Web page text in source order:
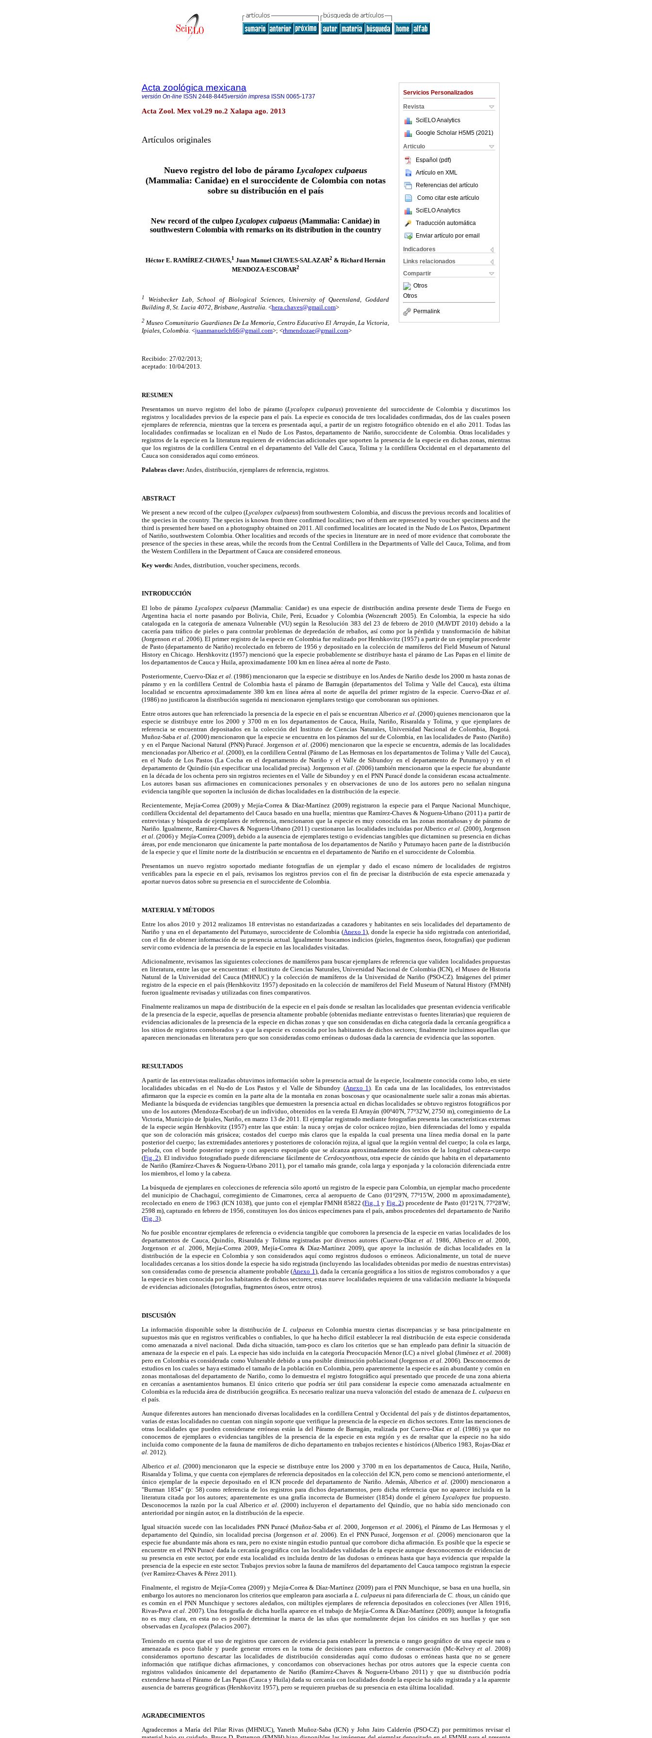
Servicios Personalizados
Revista
SciELO Analytics
Google Scholar H5M5 (2021 )
Articulo
Español (pdf)
Artículo en XML
Referencias del artículo
Como citar este artículo
SciELO Analytics
Traducción automática
Enviar artículo por email
Indicadores
Links relacionados
Compartir
Otros
Otros
Permalink
Acta zoológica mexicana
versión On-line ISSN 2448-8445versión impresa ISSN 0065-1737
Acta Zool. Mex vol.29 no.2 Xalapa ago. 2013
Artículos originales
Nuevo registro del lobo de páramo Lycalopex culpaeus
(Mammalia: Canidae) en el suroccidente de Colombia con notas
sobre su distribución en el país
New record of the culpeo Lycalopex culpaeus (Mammalia: Canidae) in
southwestern Colombia with remarks on its distribution in the country
Héctor E. RAMÍREZ-CHAVES,1 Juan Manuel CHAVES-SALAZAR2 & Richard Hernán
MENDOZA-ESCOBAR2
1
Weisbecker Lab, School of Biological Sciences, University of Queensland, Goddard
Building 8, St. Lucia 4072, Brisbane, Australia. <hera.chaves@gmail.com>
2 Museo Comunitario Guardianes De La Memoria, Centro Educativo El Arrayán, La Victoria,
Ipiales, Colombia. <juanmanuelch66@gmail.com>; <rhmendozae@gmail.com>
Recibido: 27/02/2013;
aceptado: 10/04/2013.
RESUMEN
Presentamos un nuevo registro del lobo de páramo (Lycalopex culpaeus) proveniente del suroccidente de Colombia y discutimos los
registros y localidades previos de la especie para el país. La especie es conocida de tres localidades confirmadas, dos de las cuales poseen
ejemplares de referencia, mientras que la tercera es presentada aquí, a partir de un registro fotográfico obtenido en el año 2011. Todas las
localidades confirmadas se localizan en el Nudo de Los Pastos, departamento de Nariño, suroccidente de Colombia. Otras localidades y
registros de la especie en la literatura requieren de evidencias adicionales que soporten la presencia de la especie en dichas zonas, mientras
que los registros de la cordillera Central en el departamento del Valle del Cauca, Tolima y la cordillera Occidental en el departamento del
Cauca son considerados aquí como erróneos.
Palabras clave: Andes, distribución, ejemplares de referencia, registros.
ABSTRACT
We present a new record of the culpeo (Lycalopex culpaeus) from southwestern Colombia, and discuss the previous records and localities of
the species in the country. The species is known from three confirmed localities; two of them are represented by voucher specimens and the
third is presented here based on a photography obtained on 2011. All confirmed localities are located in the Nudo de Los Pastos, Department
of Nariño, southwestern Colombia. Other localities and records of the species in literature are in need of more evidence that corroborate the
presence of the species in these areas, while the records from the Central Cordillera in the Departments of Valle del Cauca, Tolima, and from
the Western Cordillera in the Department of Cauca are considered erroneous.
Key words: Andes, distribution, voucher specimens, records.
INTRODUCCIÓN
El lobo de páramo Lycalopex culpaeus (Mammalia: Canidae) es una especie de distribución andina presente desde Tierra de Fuego en
Argentina hacia el norte pasando por Bolivia, Chile, Perú, Ecuador y Colombia (Wozencraft 2005). En Colombia, la especie ha sido
catalogada en la categoría de amenaza Vulnerable (VU) según la Resolución 383 del 23 de febrero de 2010 (MAVDT 2010) debido a la
cacería para tráfico de pieles o para controlar problemas de depredación de rebaños, así como por la pérdida y transformación de hábitat
(Jorgensonet al . 2006). El primer registro de la especie en Colombia fue realizado por Hershkovitz (1957) a partir de un ejemplar procedente
de Pasto (departamento de Nariño) recolectado en febrero de 1956 y depositado en la colección de mamíferos del Field Museum of Natural
History en Chicago. Hershkovitz (1957) mencionó que la especie probablemente se distribuye hasta el páramo de Las Papas en el límite de
los departamentos de Cauca y Huila, aproximadamente 100 km en línea aérea al norte de Pasto.
Posteriormente, Cuervo-Díazet al. (1986) mencionaron que la especie se distribuye en los Andes de Nariño desde los 2000 m hasta zonas de
páramo y en la cordillera Central de Colombia hasta el páramo de Barragán (departamentos del Tolima y Valle del Cauca), esta última
localidad se encuentra aproximadamente 380 km en línea aérea al norte de aquella del primer registro de la especie. Cuervo-Díazet al
(1986) no justificaron la distribución sugerida ni mencionaron ejemplares testigo que corroboraran sus opiniones.
Entre otros autores que han referenciado la presencia de la especie en el país se encuentran Alberico et al . (2000) quienes mencionaron que la
especie se distribuye entre los 2000 y 3700 m en los departamentos de Cauca, Huila, Nariño, Risaralda y Tolima, y que ejemplares de
referencia se encuentran depositados en la colección del Instituto de Ciencias Naturales, Universidad Nacional de Colombia, Bogotá.
Muñoz-Sabaet al. (2000) mencionaron que la especie se encuentra en los páramos del sur de Colombia, en las localidades de Pasto (Nariño)
y en el Parque Nacional Natural (PNN) Puracé. Jorgenson et al. (2006) mencionaron que la especie se encuentra, además de las localidades
mencionadas por Albericoet al . (2000), en la cordillera Central (Páramo de Las Hermosas en los departamentos de Tolima y Valle del Cauca),
en el Nudo de Los Pastos (La Cocha en el departamento de Nariño y el Valle de Sibundoy en el departamento de Putumayo) y en el
departamento de Quindío (sin especificar una localidad precisa). Jorgenson et al . (2006) también mencionaron que la especie fue abundante
en la década de los ochenta pero sin registros recientes en el Valle de Sibundoy y en el PNN Puracé donde la consideran escasa actualmente.
Los autores basan sus afirmaciones en comunicaciones personales y en observaciones de uno de los autores pero no señalan ninguna
evidencia tangible que soporten la inclusión de dichas localidades en la distribución de la especie.
Recientemente, Mejía-Correa (2009) y Mejía-Correa & Díaz-Martínez (2009) registraron la especie para el Parque Nacional Munchique,
cordillera Occidental del departamento del Cauca basado en una huella; mientras que Ramírez-Chaves & Noguera-Urbano (2011) a partir de
entrevistas y búsqueda de ejemplares de referencia, mencionaron que la especie es muy conocida en las zonas montañosas y de páramo de
Nariño. Igualmente, Ramírez-Chaves & Noguera-Urbano (2011) cuestionaron las localidades incluidas por Alberico et al. (2000), Jorgenson
et al. (2006) y Mejía-Correa (2009), debido a la ausencia de ejemplares testigo o evidencias tangibles que dictaminen su presencia en dichas
áreas, por ende mencionaron que únicamente la parte montañosa de los departamentos de Nariño y Putumayo hacen parte de la distribución
de la especie y que el límite norte de la distribución se encuentra en el departamento de Nariño en el suroccidente de Colombia.
Presentamos un nuevo registro soportado mediante fotografías de un ejemplar y dado el escaso número de localidades de registros
verificables para la especie en el país, revisamos los registros previos con el fin de precisar la distribución de esta especie amenazada y
aportar nuevos datos sobre su presencia en el suroccidente de Colombia.
MATERIAL Y MÉTODOS
Entre los años 2010 y 2012 realizamos 18 entrevistas no estandarizadas a cazadores y habitantes en seis localidades del departamento de
Nariño y una en el departamento del Putumayo, suroccidente de Colombia (Anexo 1), donde la especie ha sido registrada con anterioridad,
con el fin de obtener información de su presencia actual. Igualmente buscamos indicios (pieles, fragmentos óseos, fotografías) que pudieran
servir como evidencia de la presencia de la especie en las localidades visitadas.
Adicionalmente, revisamos las siguientes colecciones de mamíferos para buscar ejemplares de referencia que validen localidades propuestas
en literatura, entre las que se encuentran: el Instituto de Ciencias Naturales, Universidad Nacional de Colombia (ICN), el Museo de Historia
Natural de la Universidad del Cauca (MHNUC) y la colección de mamíferos de la Universidad de Nariño (PSO-CZ). Imágenes del primer
registro de la especie en el país (Hershkovitz 1957) depositado en la colección de mamíferos del Field Museum of Natural History (FMNH)
fueron igualmente revisadas y utilizadas con fines comparativos.
Finalmente realizamos un mapa de distribución de la especie en el país donde se resaltan las localidades que presentan evidencia verificable
de la presencia de la especie, aquellas de presencia altamente probable (obtenidas mediante entrevistas o fuentes literarias) que requieren de
evidencias adicionales de la presencia de la especie en dichas zonas y que son consideradas en dicha categoría dada la cercanía geográfica a
los sitios de registros corroborados y a que la especie es conocida por los habitantes de dichos sectores; finalmente incluimos aquellas que
aparecen mencionadas en literatura pero que son consideradas como erróneas o dudosas dada la carencia de evidencia que las soporten.
RESULTADOS
A partir de las entrevistas realizadas obtuvimos información sobre la presencia actual de la especie, localmente conocida como lobo, en siete
localidades ubicadas en el Nu-do de Los Pastos y el Valle de Sibundoy (Anexo 1). En cada una de las localidades, los entrevistados
afirmaron que la especie es común en la parte alta de la montaña en zonas boscosas y que ocasionalmente suele salir a zonas más abiertas.
Mediante la búsqueda de evidencias tangibles que demuestren la presencia actual en dichas localidades se obtuvo registros fotográficos por
uno de los autores (Mendoza-Escobar) de un individuo, obtenidos en la vereda El Arrayán (00º40'N, 77º32'W, 2750 m), corregimiento de La
Victoria, Municipio de Ipiales, Nariño, en marzo 13 de 2011. El ejemplar registrado mediante fotografías presenta las características externas
de la especie según Hershkovitz (1957) entre las que están: la nuca y orejas de color ocráceo rojizo, bien diferenciadas del lomo y espalda
que son de coloración más grisácea; costados del cuerpo más claros que la espalda la cual presenta una línea media dorsal en la parte
posterior del cuerpo; las extremidades anteriores y posteriores de coloración rojiza, al igual que la región ventral del cuerpo; la cola es larga,
peluda, con el borde posterior negro y con aspecto esponjado que se alcanza aproximadamente dos tercios de la longitud cabeza-cuerpo
(Fig. 2). El individuo fotografiado puede diferenciarse fácilmente de Cerdocyonthous, otra especie de cánido que habita en el departamento
de Nariño (Ramírez-Chaves & Noguera-Urbano 2011), por el tamaño más grande, cola larga y esponjada y la coloración diferenciada entre
los miembros, el lomo y la cabeza.
La búsqueda de ejemplares en colecciones de referencia sólo aportó un registro de la especie para Colombia, un ejemplar macho procedente
del municipio de Chachaguí, corregimiento de Cimarrones, cerca al aeropuerto de Cano (01º29'N, 77º15'W, 2000 m aproximadamente),
recolectado en enero de 1963 (ICN 1038), que junto con el ejemplar FMNH 85822 (Fig. 1 y Fig. 2) procedente de Pasto (01º21'N, 77º28'W;
2598 m), capturado en febrero de 1956, constituyen los dos únicos especímenes para el país, ambos procedentes del departamento de Nariño
(Fig. 3).
No fue posible encontrar ejemplares de referencia o evidencia tangible que corroboren la presencia de la especie en varias localidades de los
departamentos de Cauca, Quindío, Risaralda y Tolima registradas por diversos autores (Cuervo-Díazet al. 1986, Albericoet al. 2000,
Jorgenson et al. 2006, Mejía-Correa 2009, Mejía-Correa & Díaz-Martínez 2009), que apoye la inclusión de dichas localidades en la
distribución de la especie en Colombia y son considerados aquí como registros dudosos o erróneos. Adicionalmente, un total de nueve
localidades cercanas a los sitios donde la especie ha sido registrada (incluyendo las localidades obtenidas por medio de nuestras entrevistas)
son consideradas como de presencia altamente probable (Anexo 1), dada la cercanía geográfica a los sitios de registros corroborados y a que
la especie es bien conocida por los habitantes de dichos sectores; estas nueve localidades requieren de una validación mediante la búsqueda
de evidencias adicionales (fotografías, fragmentos óseos, entre otros).
DISCUSIÓN
La información disponible sobre la distribución de L. culpaeus en Colombia muestra ciertas discrepancias y se basa principalmente en
supuestos más que en registros verificables o confiables, lo que ha hecho difícil establecer la real distribución de esta especie considerada
como amenazada a nivel nacional. Dada dicha situación, tam-poco es claro los criterios que se han empleado para definir la situación de
amenaza de la especie en el país. La especie has sido incluida en la categoría Preocupación Menor (LC) a nivel global (Jiménezet al. 2008)
pero en Colombia es considerada como Vulnerable debido a una posible diminución poblacional (Jorgenson et al. 2006). Desconocemos de
estudios en los cuales se haya estimado el tamaño de la población en Colombia, pero aparentemente la especie es aún abundante y común en
zonas montañosas del departamento de Nariño, como lo demuestra el registro fotográfico aquí presentado que procede de una zona abierta
en cercanías a asentamientos humanos. El único criterio que podría ser útil para considerar la especie como amenazada actualmente en
Colombia es la reducida área de distribución geográfica. Es necesario realizar una nueva valoración del estado de amenaza de L. culpaeusen
el país.
Aunque diferentes autores han mencionado diversas localidades en la cordillera Central y Occidental del país y de distintos departamentos,
varias de estas localidades no cuentan con ningún soporte que verifique la presencia de la especie en dichos sectores. Entre las menciones de
otras localidades que pueden considerarse erróneas están la del Páramo de Barragán, realizada por Cuervo-Díaz et al. (1986) ya que no
conocemos de ejemplares o evidencias tangibles de la presencia de la especie en esta región y es de resaltar que la especie no ha sido
incluida como componente de la fauna de mamíferos de dicho departamento en trabajos recientes e históricos (Alberico 1983, Rojas-Díaz et
al. 2012).
Alberico et al. (2000) mencionaron que la especie se distribuye entre los 2000 y 3700 m en los departamentos de Cauca, Huila, Nariño,
Risaralda y Tolima, y que cuenta con ejemplares de referencia depositados en la colección del ICN, pero como se mencionó anteriormente, el
único ejemplar de la especie depositado en el ICN procede del departamento de Nariño. Además, Albericoet al. (2000) mencionaron a
"Burman 1854" (p: 58) como referencia de los registros para dichos departamentos, pero dicha referencia que no aparece incluida en la
literatura citada por los autores; aparentemente es una grafía incorrecta de Burmeister (1854) donde el géneroLycalopex fue propuesto.
Desconocemos la razón por la cual Alberico et al. (2000) incluyeron el departamento del Quindío, que no había sido mencionado con
anterioridad por ningún autor, en la distribución de la especie.
Igual situación sucede con las localidades PNN Puracé (Muñoz-Sabaet al. 2000, Jorgenson et al. 2006), el Páramo de Las Hermosas y el
departamento del Quindío, sin localidad precisa (Jorgenson et al. 2006). En el PNN Puracé, Jorgenson et al. (2006) mencionaron que la
especie fue abundante más ahora es rara, pero no existe ningún estudio puntual que corrobore dicha afirmación. Es posible que la especie se
encuentre en el PNN Puracé dada la cercanía geográfica con las localidades validadas de la especie aunque desconocemos de evidencias de
su presencia en este sector, por ende esta localidad es incluida dentro de las dudosas o erróneas hasta que haya evidencia que respalde la
presencia de la especie en este sector. Trabajos previos sobre la fauna de mamíferos del departamento del Cauca tampoco registran la especie
(ver Ramírez-Chaves & Pérez 2011).
Finalmente, el registro de Mejía-Correa (2009) y Mejía-Correa & Díaz-Martínez (2009) para el PNN Munchique, se basa en una huella, sin
embargo los autores no mencionaron los criterios que emplearon para asociarla a L. culpaeusni para diferenciarla deC. thous, un cánido que
es común en el PNN Munchique y sectores aledaños, con múltiples ejemplares de referencia depositados en colecciones (ver Allen 1916,
Rivas-Pava et al. 2007). Una fotografía de dicha huella aparece en el trabajo de Mejía-Correa & Díaz-Martínez (2009); aunque la fotografía
no es muy clara, en esta no es posible determinar la marca de las uñas que normalmente dejan los cánidos en sus huellas y que son
observadas en Lycalopex (Palacios 2007).
Teniendo en cuenta que el uso de registros que carecen de evidencia para establecer la presencia o rango geográfico de una especie rara o
amenazada es poco fiable y puede generar errores en la toma de decisiones para esfuerzos de conservación (Mc-Kelveyet al . 2008)
consideramos oportuno descartar las localidades de distribución consideradas aquí como dudosas o erróneas hasta que no se genere
información que ratifique dichas afirmaciones, y concordamos con observaciones hechas por otros autores que la especie cuenta con
registros validados únicamente del departamento de Nariño (Ramírez-Chaves & Noguera-Urbano 2011) y que su distribución podría
extenderse hasta el Páramo de Las Papas (Cauca y Huila) dada su cercanía con localidades donde la especie ha sido registrada y a la aparente
ausencia de barreras geográficas (Hershkovitz 1957), pero se requieren pruebas de su presencia en esta última localidad.
AGRADECIMIENTOS
Agradecemos a María del Pilar Rivas (MHNUC), Yaneth Muñoz-Saba (ICN) y John Jairo Calderón (PSO-CZ) por permitirnos revisar el